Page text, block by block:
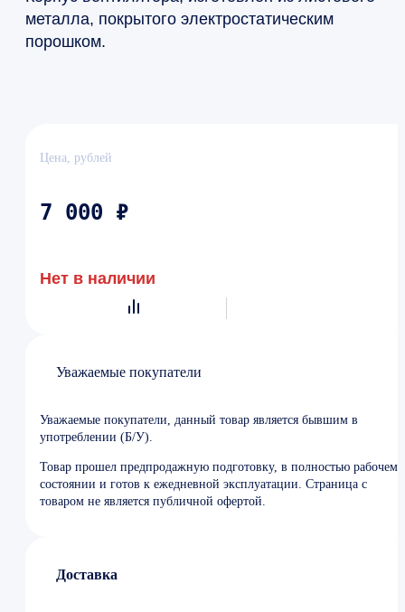
металла, покрытого электростатическим
порошком.
Цена, рублей
7 000 ₽
Нет в наличии
Уважаемые покупатели
Уважаемые покупатели, данный товар является бывшим в
употреблении (Б/У).
Товар прошел предпродажную подготовку, в полностью рабочем
состоянии и готов к ежедневной эксплуатации. Страница с
товаром не является публичной офертой.
Доставка